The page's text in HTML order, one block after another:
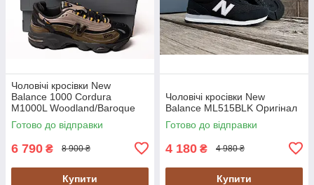
Чоловічі кросівки New
Balance 1000 Cordura
M1000L Woodland/Baroque
Gold/Black хакі Оригінал
Готово до відправки
6 790 ₴ 8 900 ₴
Купити
Чоловічі кросівки New
Balance ML515BLK Оригінал
Готово до відправки
4 180 ₴ 4 980 ₴
Купити